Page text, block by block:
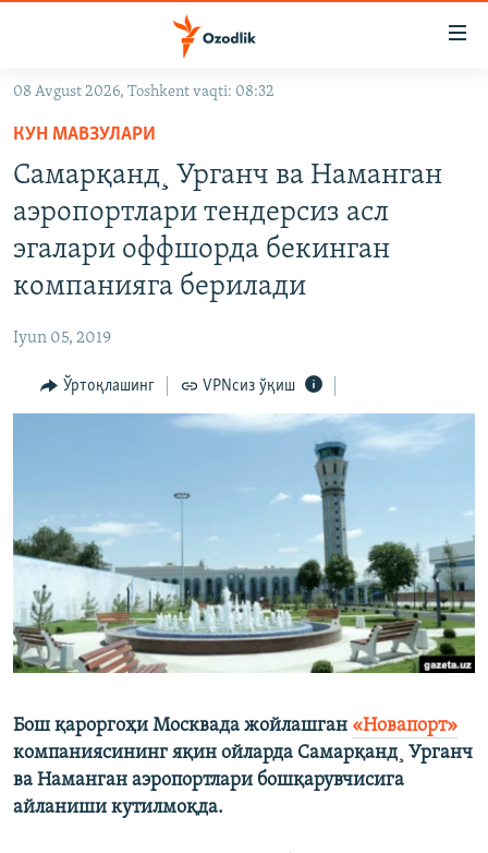
Асосий
навигацияга
ўтинг
Қидиришга
ўтинг
OZODARXIV
На русском
08 Avgust 2026, Toshkent vaqti: 08:32
КУН МАВЗУЛАРИ
Самарқанд¸ Урганч ва Наманган
аэропортлари тендерсиз асл
эгалари оффшорда бекинган
компанияга берилади
Iyun 05, 2019
Ўртоқлашинг VPNсиз ўқиш
Бош қароргоҳи Москвада жойлашган «Новапорт»
компаниясининг яқин ойларда Самарқанд¸ Урганч
ва Наманган аэропортлари бошқарувчисига
айланиши кутилмоқда.